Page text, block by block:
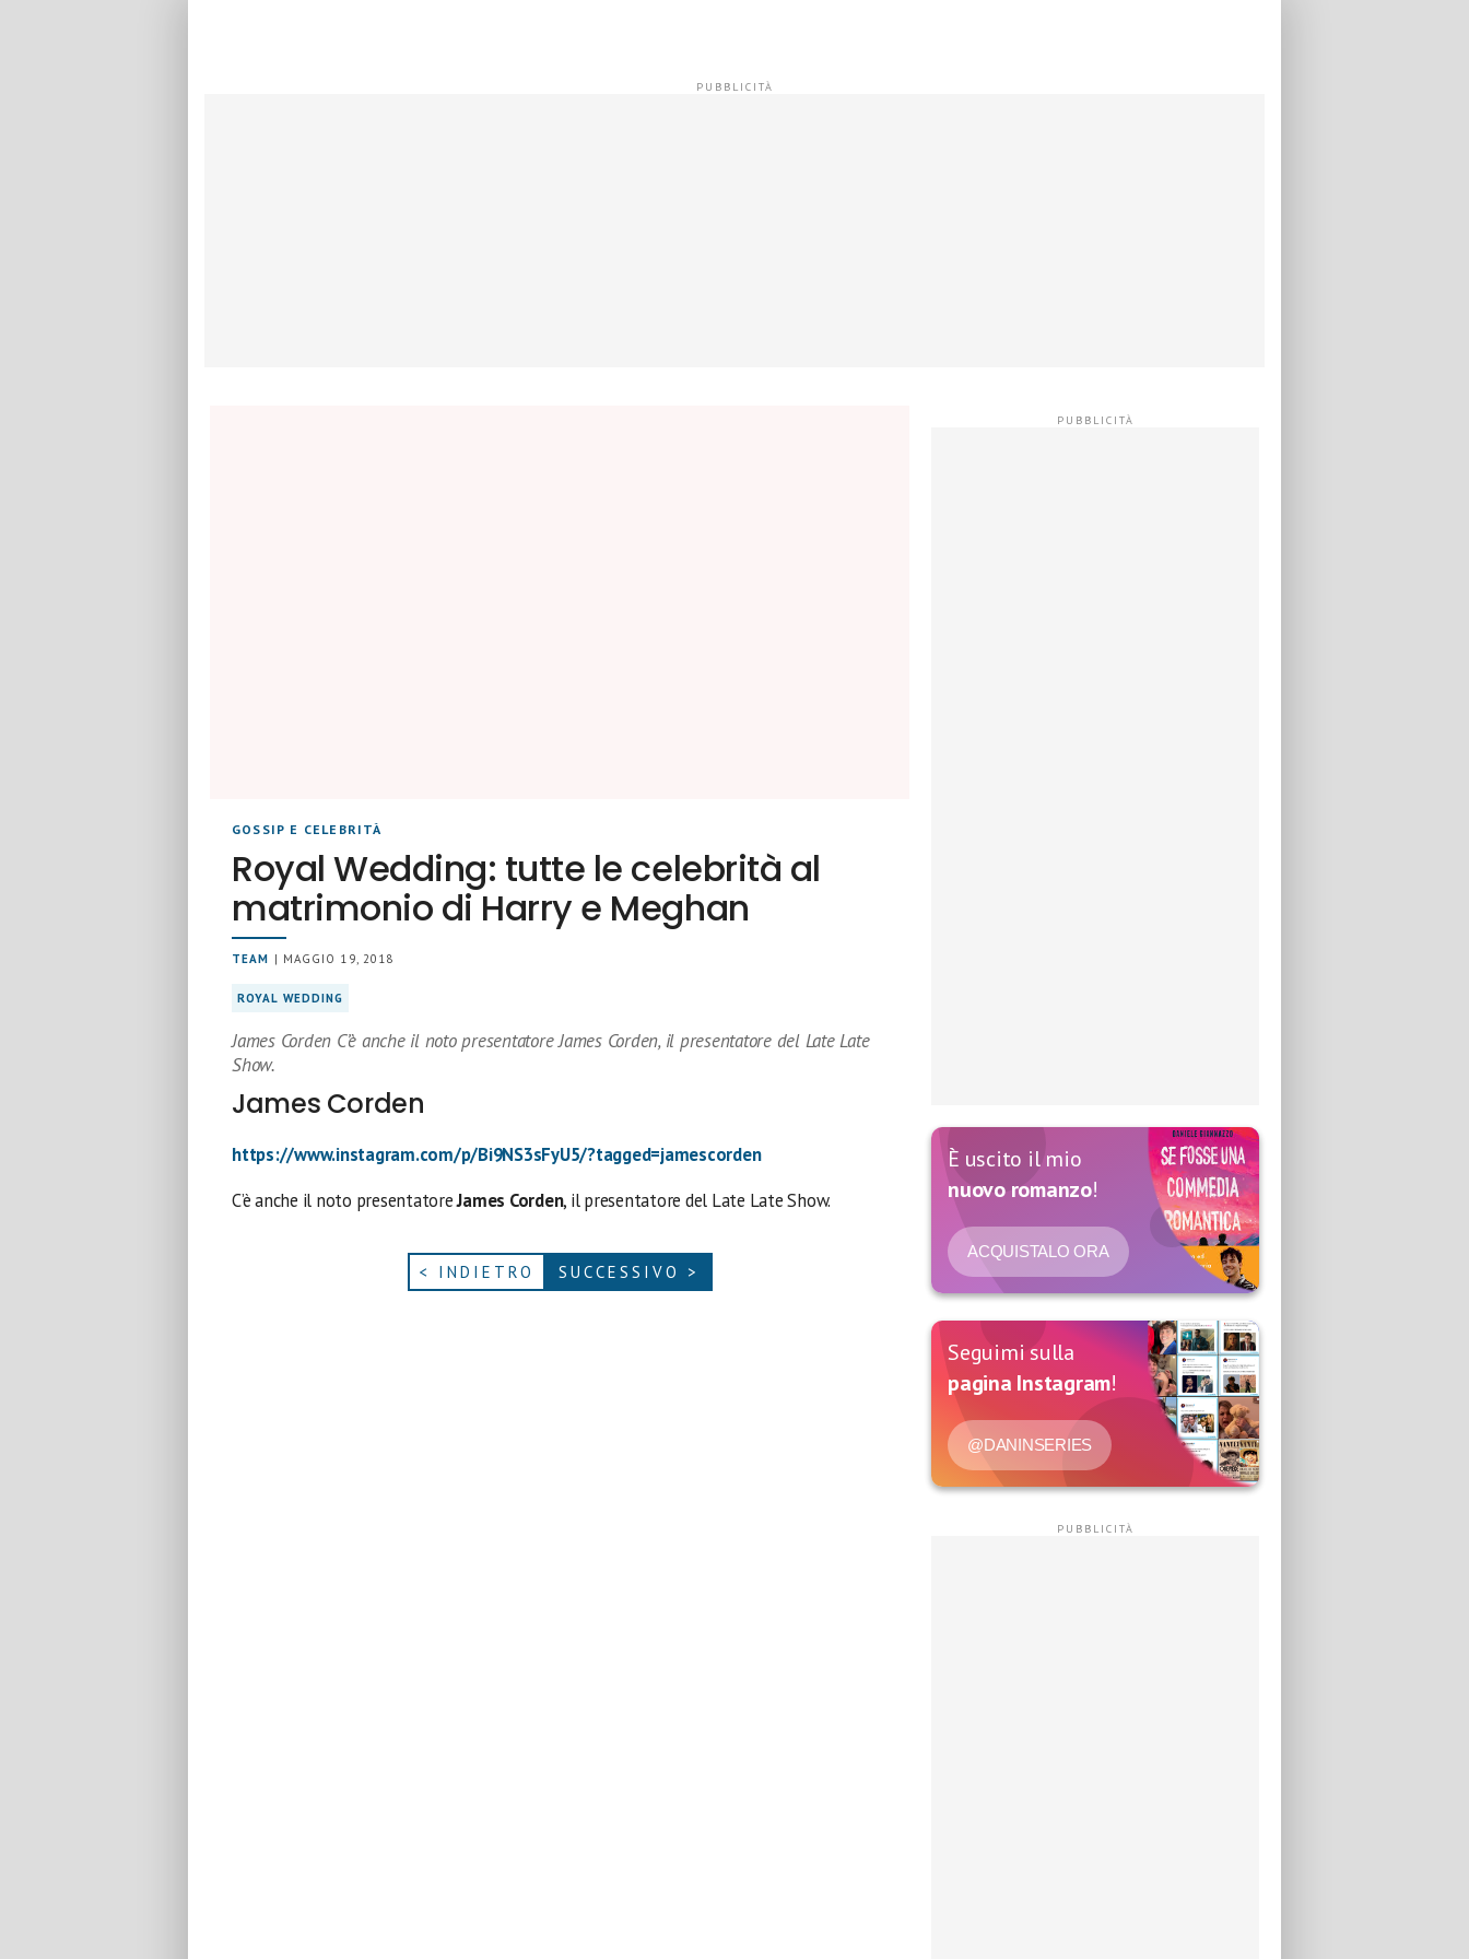
GOSSIP E CELEBRITÀ
Royal Wedding: tutte le celebrità al
matrimonio di Harry e Meghan
TEAM | MAGGIO 19, 2018
ROYAL WEDDING
James Corden C’è anche il noto presentatore James Corden, il presentatore del Late Late
Show.
James Corden
https://www.instagram.com/p/Bi9NS3sFyU5/?tagged=jamescorden
C’è anche il noto presentatoreJames Corden, il presentatore del Late Late Show.
< INDIETRO SUCCESSIVO >
È uscito il mio
nuovo romanzo!
ACQUISTALO ORA
Seguimi sulla
pagina Instagram!
@DANINSERIES